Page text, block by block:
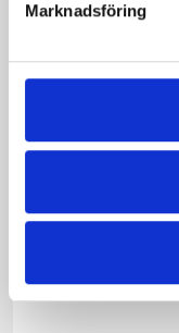
Marknadsföring